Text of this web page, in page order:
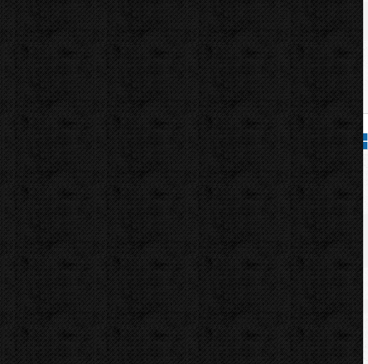
U nás zaplatíte s DPH
4 933,17Kč
Dostupnost:
Na dotaz
Množství:
Přidat do košíku
Kód zboží: 420071
Značka:
CBC
Popis
Videa
Zařazení
Komentáře (0)
Video